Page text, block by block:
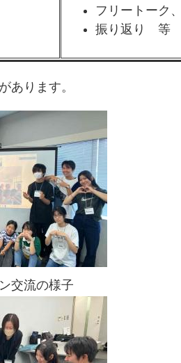
フリートーク
振り返り 等
あります。
交流の様子